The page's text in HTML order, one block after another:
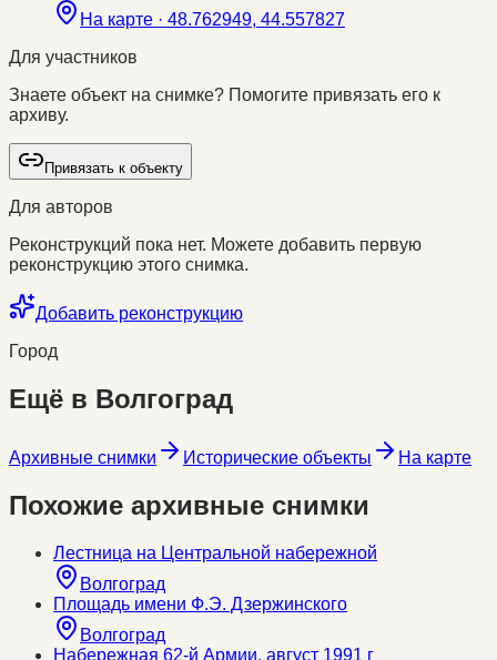
На карте · 48.762949, 44.557827
Для участников
Знаете объект на снимке? Помогите привязать его к
архиву.
Привязать к объекту
Для авторов
Реконструкций пока нет. Можете добавить первую
реконструкцию этого снимка.
Добавить реконструкцию
Город
Ещё в Волгоград
Архивные снимки Исторические объекты На карте
Похожие архивные снимки
Лестница на Центральной набережной
Волгоград
Площадь имени Ф.Э. Дзержинского
Волгоград
Набережная 62-й Армии, август 1991 г